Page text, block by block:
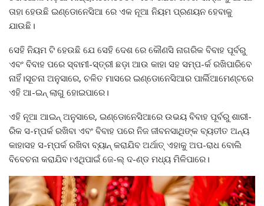
ତାହା ହେଉଛି ଇଣ୍ଡୋନେସିଆ ରେ ଏକ ନୂଆ ନିୟମ ପ୍ରଣୟନ ହେବାକୁ
ଯାଉଛି।
ସେହି ନିୟମ ଟି ହେଉଛି ଯେ ସେହି ଦେଶ ରେ କୌଣସି ନାଗରିକ ବିବାହ ପୂର୍ବରୁ
ଏବଂ ବିବାହ ପରେ ସ୍ବାମୀ-ସ୍ତ୍ରୀ ଛଡ଼ା ଆଉ କାହା ସହ ସମ୍ପ-ର୍କ ରଖିପାରିବେ
ନାହିଁ।ସୂଚନା ଅନୁସାରେ, ଚଳିତ ମାସରେ ଇଣ୍ଡୋନେସିଆର ପାର୍ଲିଆମେଣ୍ଟରେ
ଏହି ଆ-ଇନ୍‌ ଲାଗୁ ହୋଇପାରେ।
ଏହି ନୂଆ ଆଇନ୍‌ ଅନୁସାରେ, ଇଣ୍ଡୋନେସିଆରେ ଉଭୟ ବିବାହ ପୂର୍ବରୁ ଶାରୀ-
ରିକ ସ-ମ୍ପର୍କ ରଖିବା ଏବଂ ବିବାହ ପରେ ନିଜ ଜୀବନସାଥିଙ୍କ ବ୍ୟତୀତ ଅନ୍ୟ
କାହାସହ ସ-ମ୍ପର୍କ ରଖିବା ବ୍ୟାନ୍ କରାଯିବ ଅର୍ଥାତ୍ ଏହାକୁ ଅପ-ରାଧ ବୋଲି
ବିବେଚନା କରାଯିବ।ଏଥିପାଇଁ ଜେ-ଲ୍ ଦ-ଣ୍ଡ ମଧ୍ୟ ମିଳିପାରେ।